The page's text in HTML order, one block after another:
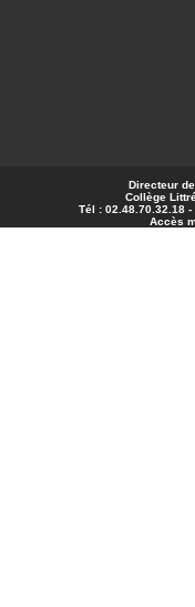
Directeur
Collège
Tél : 02.48.70.32.18
Accès